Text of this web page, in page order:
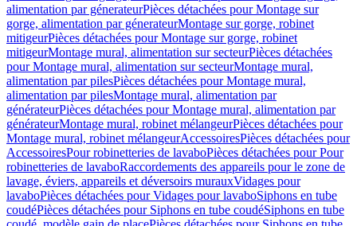
alimentation par génerateurPièces détachées pour Montage sur
gorge, alimentation par génerateurMontage sur gorge, robinet
mitigeurPièces détachées pour Montage sur gorge, robinet
mitigeurMontage mural, alimentation sur secteurPièces détachées
pour Montage mural, alimentation sur secteurMontage mural,
alimentation par pilesPièces détachées pour Montage mural,
alimentation par pilesMontage mural, alimentation par
générateurPièces détachées pour Montage mural, alimentation par
générateurMontage mural, robinet mélangeurPièces détachées pour
Montage mural, robinet mélangeurAccessoiresPièces détachées pour
AccessoiresPour robinetteries de lavaboPièces détachées pour Pour
robinetteries de lavaboRaccordements des appareils pour le zone de
lavage, éviers, appareils et déversoirs murauxVidages pour
lavaboPièces détachées pour Vidages pour lavaboSiphons en tube
coudéPièces détachées pour Siphons en tube coudéSiphons en tube